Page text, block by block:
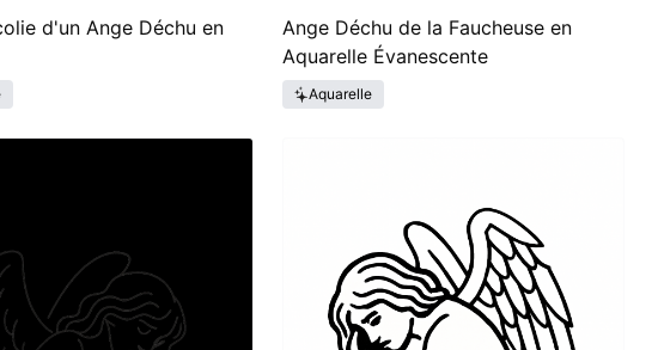
d'un Ange Déchu en
Ange Déchu de la Faucheuse en
Aquarelle Évanescente
Aquarelle